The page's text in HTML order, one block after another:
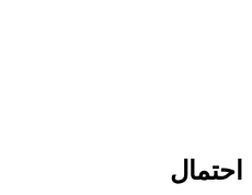
احتمال